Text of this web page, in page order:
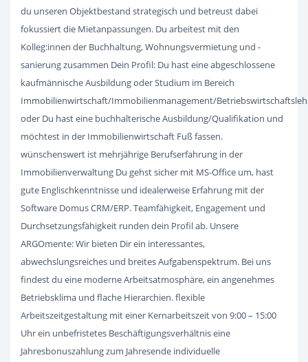
du unseren Objektbestand strategisch und betreust dabei
fokussiert die Mietanpassungen. Du arbeitest mit den
Kolleg:innen der Buchhaltung, Wohnungsvermietung und -
sanierung zusammen Dein Profil: Du hast eine abgeschlossene
kaufmännische Ausbildung oder Studium im Bereich
Immobilienwirtschaft/Immobilienmanagement/
oder Du hast eine buchhalterische Ausbildung/Qualifikation und
möchtest in der Immobilienwirtschaft Fuß fassen.
wünschenswert ist mehrjährige Berufserfahrung in der
Immobilienverwaltung Du gehst sicher mit MS-Office um, hast
gute Englischkenntnisse und idealerweise Erfahrung mit der
Software Domus CRM/ERP. Teamfähigkeit, Engagement und
Durchsetzungsfähigkeit runden dein Profil ab. Unsere
ARGOmente: Wir bieten Dir ein interessantes,
abwechslungsreiches und breites Aufgabenspektrum. Bei uns
findest du eine moderne Arbeitsatmosphäre, ein angenehmes
Betriebsklima und flache Hierarchien. flexible
Arbeitszeitgestaltung mit einer Kernarbeitszeit von 9:00 – 15:00
Uhr ein unbefristetes Beschäftigungsverhältnis eine
Jahresbonuszahlung zum Jahresende individuelle